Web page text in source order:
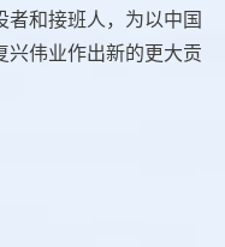
和接班人，为以中国
兴伟业作出新的更大贡